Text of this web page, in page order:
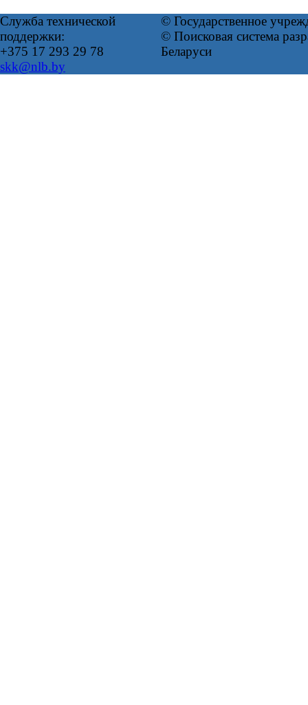
Служба технической
поддержки:
+375 17 293 29 78
skk@nlb.by
© Государственное
© Поисковая система
Беларуси